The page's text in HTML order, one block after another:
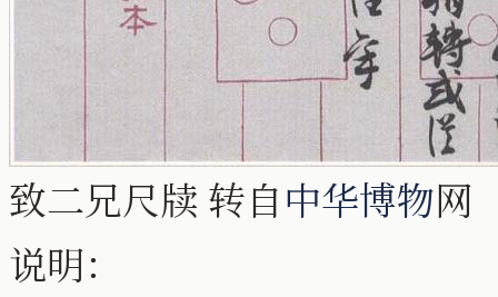
致二兄尺牍 转自中华博物网
说明：